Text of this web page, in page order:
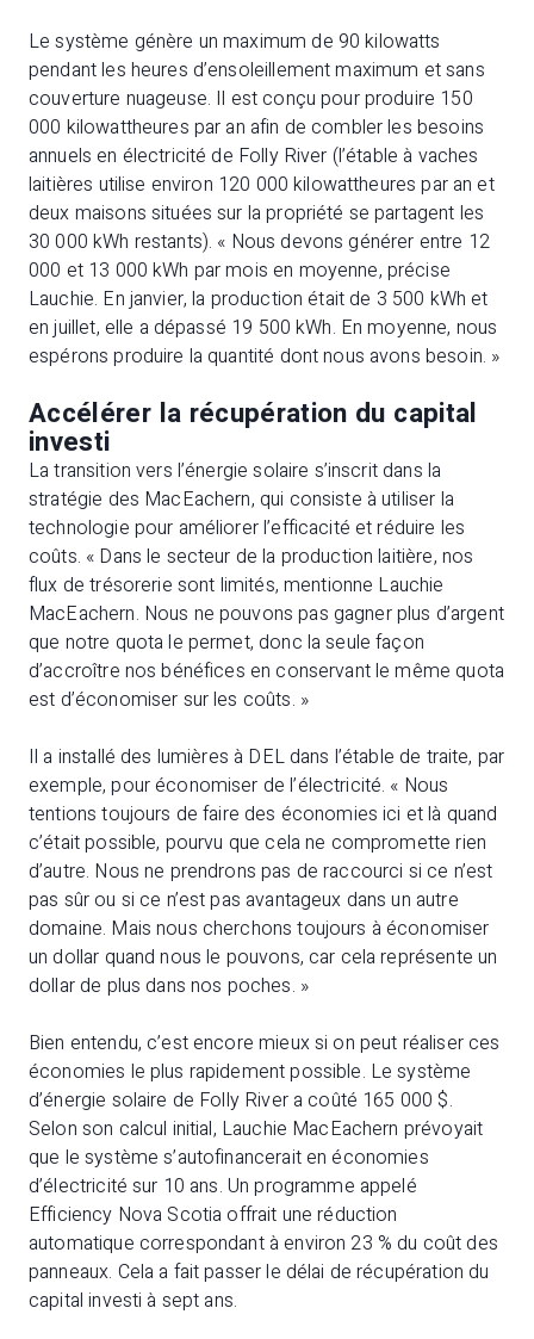
Le système génère un maximum de 90 kilowatts
pendant les heures d’ensoleillement maximum et sans
couverture nuageuse. Il est conçu pour produire 150
000 kilowattheures par an afin de combler les besoins
annuels en électricité de Folly River (l’étable à vaches
laitières utilise environ 120 000 kilowattheures par an et
deux maisons situées sur la propriété se partagent les
30 000 kWh restants). « Nous devons générer entre 12
000 et 13 000 kWh par mois en moyenne, précise
Lauchie. En janvier, la production était de 3 500 kWh et
en juillet, elle a dépassé 19 500 kWh. En moyenne, nous
espérons produire la quantité dont nous avons besoin. »
Accélérer la récupération du capital
investi
La transition vers l’énergie solaire s’inscrit dans la
stratégie des MacEachern, qui consiste à utiliser la
technologie pour améliorer l’efficacité et réduire les
coûts. « Dans le secteur de la production laitière, nos
flux de trésorerie sont limités, mentionne Lauchie
MacEachern. Nous ne pouvons pas gagner plus d’argent
que notre quota le permet, donc la seule façon
d’accroître nos bénéfices en conservant le même quota
est d’économiser sur les coûts. »
Il a installé des lumières à DEL dans l’étable de traite, par
exemple, pour économiser de l’électricité. « Nous
tentions toujours de faire des économies ici et là quand
c’était possible, pourvu que cela ne compromette rien
d’autre. Nous ne prendrons pas de raccourci si ce n’est
pas sûr ou si ce n’est pas avantageux dans un autre
domaine. Mais nous cherchons toujours à économiser
un dollar quand nous le pouvons, car cela représente un
dollar de plus dans nos poches. »
Bien entendu, c’est encore mieux si on peut réaliser ces
économies le plus rapidement possible. Le système
d’énergie solaire de Folly River a coûté 165 000 $.
Selon son calcul initial, Lauchie MacEachern prévoyait
que le système s’autofinancerait en économies
d’électricité sur 10 ans. Un programme appelé
Efficiency Nova Scotia offrait une réduction
automatique correspondant à environ 23 % du coût des
panneaux. Cela a fait passer le délai de récupération du
capital investi à sept ans.